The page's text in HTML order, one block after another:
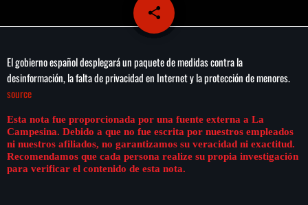
play_arrow LA CAMPESINA 92.5 FM
play_arrow LA CAMPESINA 107.9 FM
play_arrow LA CAMPESINA GEORGIA
share
email
El gobierno español desplegará un paquete de medidas contra la
desinformación, la falta de privacidad en Internet y la protección de menores.
source
Esta nota fue proporcionada por una fuente externa a La
Campesina. Debido a que no fue escrita por nuestros empleados
ni nuestros afiliados, no garantizamos su veracidad ni exactitud.
Recomendamos que cada persona realize su propia investigación
para verificar el contenido de esta nota.